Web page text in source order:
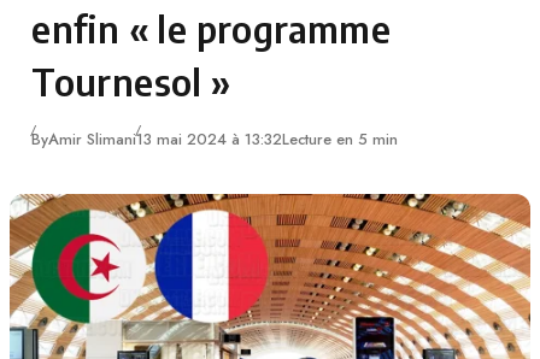
enfin « le programme
Tournesol »
ByAmir Slimani13 mai 2024 à 13:32Lecture en 5 min